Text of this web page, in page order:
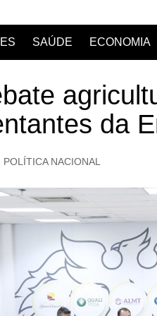
SAÚDE ECONOMIA
da
POLÍTICA NACIONAL